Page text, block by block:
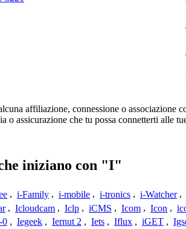
affiliazione, connessione o
o assicurazione che tu possa connetterti alle
iniziano con "I"
, i-Family , i-mobile , i-tronics , i-Watcher ,
, Icloudcam , Iclp , iCMS , Icom , Icon ,
0 , Iegeek , Iernut 2 , Iets , Iflux , iGET ,